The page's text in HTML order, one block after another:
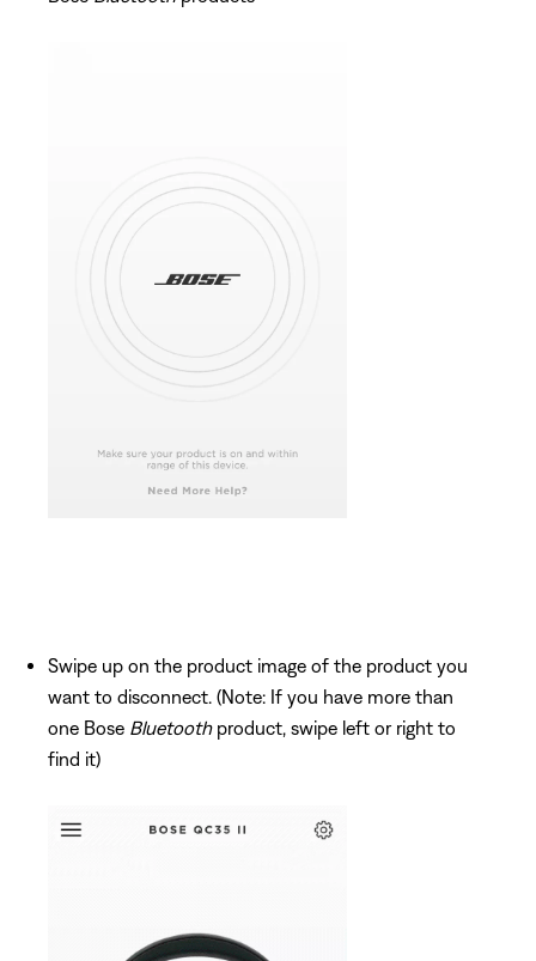
Swipe up on the product image of the product you
want to disconnect. (Note: If you have more than
one Bose Bluetooth product, swipe left or right to
find it)